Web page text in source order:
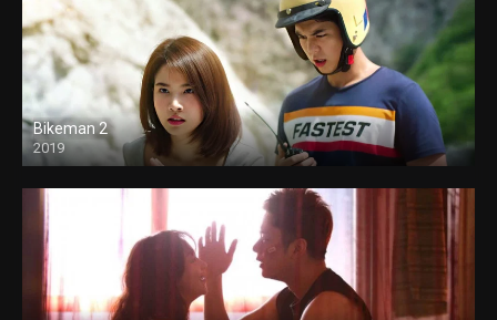
Bikeman 2
2019